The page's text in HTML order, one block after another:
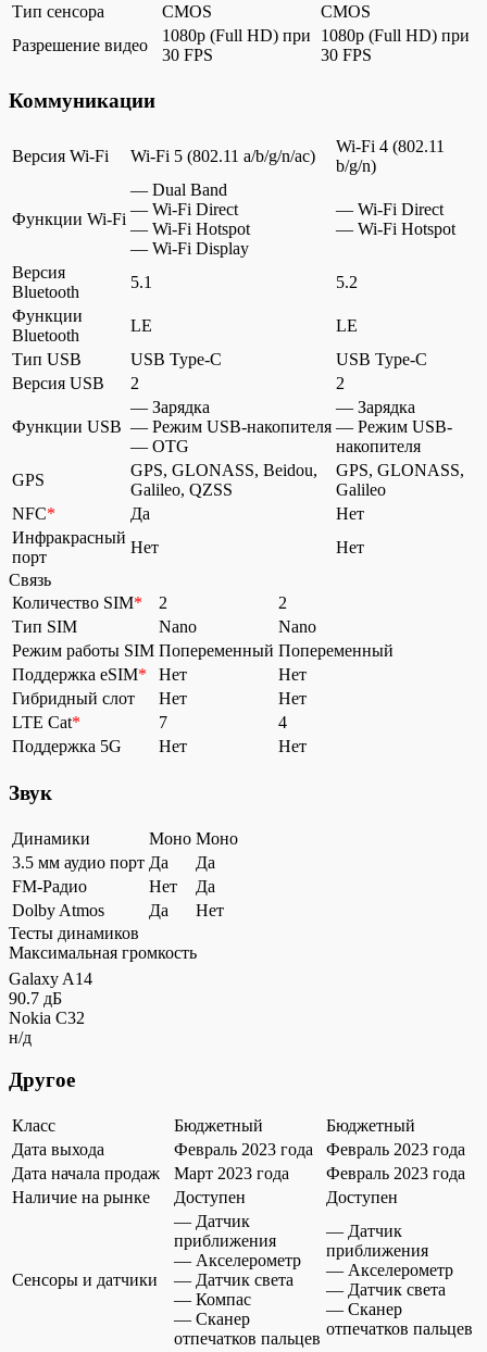
Тип сенсора
CMOS
CMOS
Разрешение видео
1080p (Full HD) при
30 FPS
1080p (Full HD) при
30 FPS
Коммуникации
Версия Wi-Fi Wi-Fi 5 (802.11 a/b/g/n/ac)
Wi-Fi 4 (802.11
b/g/n)
Функции Wi-Fi
— Dual Band
— Wi-Fi Direct
— Wi-Fi Hotspot
— Wi-Fi Display
— Wi-Fi Direct
— Wi-Fi Hotspot
Версия
Bluetooth
5.1
5.2
Функции
Bluetooth
LE
LE
Тип USB
USB Type-C
USB Type-C
Версия USB
2 2
Функции USB
— Зарядка
— Режим USB-накопителя
— OTG
— Зарядка
— Режим USB-
накопителя
GPS
GPS, GLONASS, Beidou,
Galileo, QZSS
GPS, GLONASS,
Galileo
NFC* Да
Нет
Инфракрасный
порт
Нет
Нет
Связь
Количество SIM* 2
2
Тип SIM
Nano
Nano
Режим работы SIM Попеременный Попеременный
Поддержка eSIM* Нет
Нет
Гибридный слот
Нет
Нет
LTE Cat* 7
4
Поддержка 5G
Нет Нет
Звук
Динамики Моно Моно
3.5 мм аудио порт Да
Да
FM-Радио
Нет
Да
Dolby Atmos
Да
Нет
Тесты динамиков
Максимальная громкость
Galaxy A14
90.7 дБ
Nokia C32
н/д
Другое
Класс Бюджетный
Бюджетный
Дата выхода
Февраль 2023 года
Февраль 2023 года
Дата начала продаж
Март 2023 года
Февраль 2023 года
Наличие на рынке
Доступен Доступен
Сенсоры и датчики
— Датчик
приближения
— Акселерометр
— Датчик света
— Компас
— Сканер
отпечатков пальцев
— Датчик
приближения
— Акселерометр
— Датчик света
— Сканер
отпечатков пальцев